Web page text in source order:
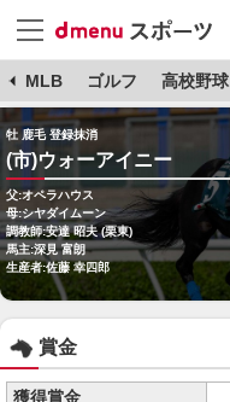
MLB ゴルフ 高校野球
牡 鹿毛 登録抹消
(市)ウォーアイニー
父:オペラハウス
母:シヤダイムーン
調教師:安達 昭夫 (栗東)
馬主:深見 富朗
生産者:佐藤 幸四郎
賞金
獲得賞金